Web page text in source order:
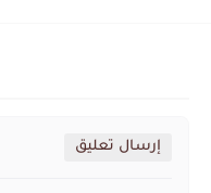
إرسال تعليق